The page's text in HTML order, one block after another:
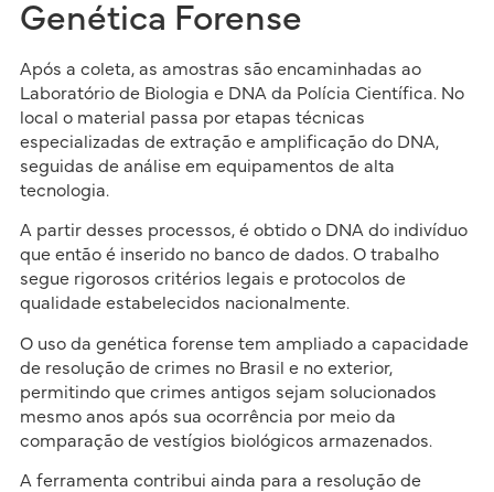
Genética Forense
Após a coleta, as amostras são encaminhadas ao
Laboratório de Biologia e DNA da Polícia Científica. No
local o material passa por etapas técnicas
especializadas de extração e amplificação do DNA,
seguidas de análise em equipamentos de alta
tecnologia.
A partir desses processos, é obtido o DNA do indivíduo
que então é inserido no banco de dados. O trabalho
segue rigorosos critérios legais e protocolos de
qualidade estabelecidos nacionalmente.
O uso da genética forense tem ampliado a capacidade
de resolução de crimes no Brasil e no exterior,
permitindo que crimes antigos sejam solucionados
mesmo anos após sua ocorrência por meio da
comparação de vestígios biológicos armazenados.
A ferramenta contribui ainda para a resolução de